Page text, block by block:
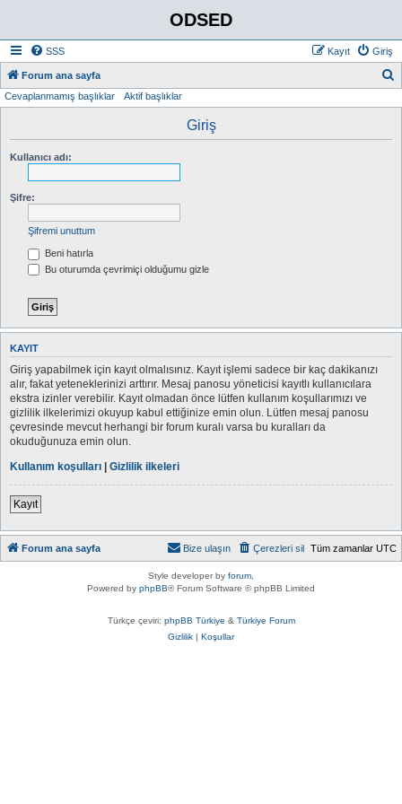
ODSED
SSS Giriş
Kayıt
Forum ana sayfa
Cevaplanmamış başlıklar Aktif başlıklar
Giriş
Kullanıcı adı:
Şifre:
Şifremi unuttum
Beni hatırla
Bu oturumda çevrimiçi olduğumu gizle
KAYIT
Giriş yapabilmek için kayıt olmalısınız. Kayıt işlemi sadece bir kaç dakikanızı
alır, fakat yeteneklerinizi arttırır. Mesaj panosu yöneticisi kayıtlı kullanıcılara
ekstra izinler verebilir. Kayıt olmadan önce lütfen kullanım koşullarımızı ve
gizlilik ilkelerimizi okuyup kabul ettiğinize emin olun. Lütfen mesaj panosu
çevresinde mevcut herhangi bir forum kuralı varsa bu kuralları da
okuduğunuza emin olun.
Kullanım koşulları | Gizlilik ilkeleri
Kayıt
Forum ana sayfa Tüm zamanlar UTC
Çerezleri sil
Bize ulaşın
Style developer by forum
Powered by phpBB® Forum Software © phpBB Limited
Türkçe çeviri: phpBB Türkiye & Türkiye Forum
Gizlilik | Koşullar